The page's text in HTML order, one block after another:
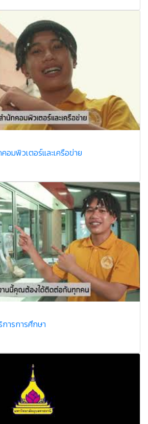
อม​พิวเตอร์​และ​เครือข่าย
ารการศึกษา